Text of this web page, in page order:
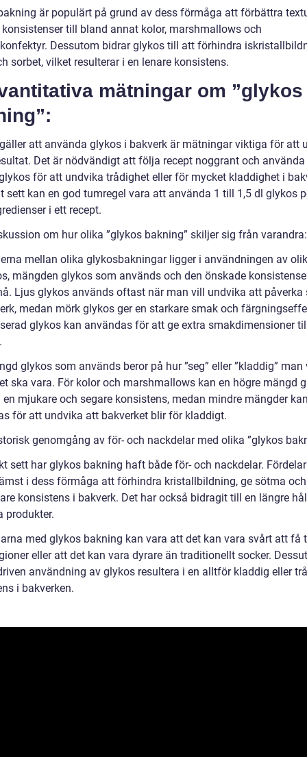
är populärt på grund av dess förmåga att förbättra
konsistenser till bland annat kolor, marshmallows och
Dessutom bidrar glykos till att förhindra
sorbet, vilket resulterar i en lenare konsistens.
mätningar om ”glykos
att använda glykos i bakverk är mätningar viktiga för att
Det är nödvändigt att följa recept noggrant och
för att undvika trådighet eller för mycket kladdighet i
sett kan en god tumregel vara att använda 1 till 1,5 dl glykos
i ett recept.
om hur olika ”glykos bakning” skiljer sig från varandra:
mellan olika glykosbakningar ligger i användningen av
mängden glykos som används och den önskade
Ljus glykos används oftast när man vill undvika att påverka
medan mörk glykos ger en starkare smak och
glykos kan användas för att ge extra smakdimensioner
glykos som används beror på hur ”seg” eller ”kladdig”
ska vara. För kolor och marshmallows kan en högre mängd
mjukare och segare konsistens, medan mindre mängder
för att undvika att bakverket blir för kladdigt.
genomgång av för- och nackdelar med olika ”glykos
sett har glykos bakning haft både för- och nackdelar.
i dess förmåga att förhindra kristallbildning, ge sötma
konsistens i bakverk. Det har också bidragit till en längre
produkter.
med glykos bakning kan vara att det kan vara svårt att få
eller att det kan vara dyrare än traditionellt socker.
användning av glykos resultera i en alltför kladdig eller
i bakverken.